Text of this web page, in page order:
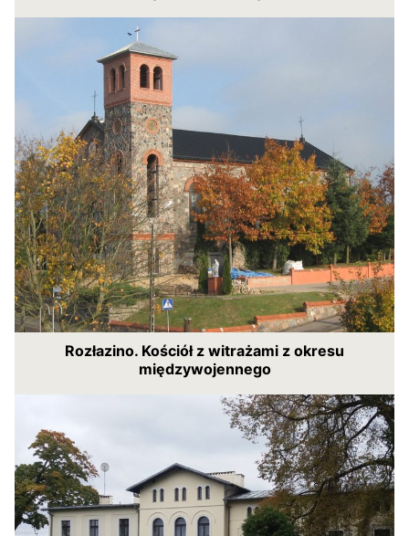
Rozłazino. Kościół z witrażami z okresu
międzywojennego